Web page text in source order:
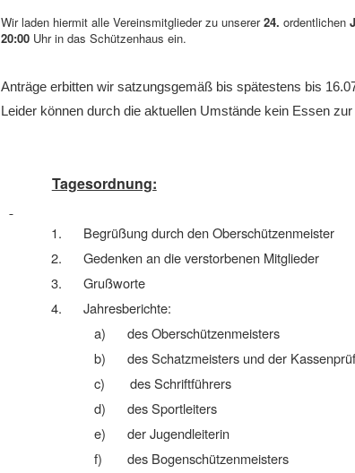
Wir laden hiermit alle Vereinsmitglieder zu unserer24. ordentlichen
20:00 Uhr in das Schützenhaus ein.
Anträge erbitten wir satzungsgemäß bis spätestens bis
Leider können durch die aktuellen Umstände kein Essen
Tagesordnung:
1.
Begrüßung durch den Oberschützenmeister
2.
Gedenken an die verstorbenen Mitglieder
3.
Grußworte
4.
Jahresberichte:
a)
des Oberschützenmeisters
b)
des Schatzmeisters und der
c)
des Schriftführers
d)
des Sportleiters
e)
der Jugendleiterin
f)
des Bogenschützenmeisters